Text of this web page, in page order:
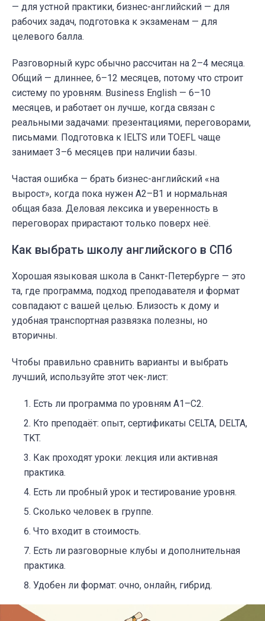
— для устной практики, бизнес-английский — для
рабочих задач, подготовка к экзаменам — для
целевого балла.
Разговорный курс обычно рассчитан на 2–4 месяца.
Общий — длиннее, 6–12 месяцев, потому что строит
систему по уровням. Business English — 6–10
месяцев, и работает он лучше, когда связан с
реальными задачами: презентациями, переговорами,
письмами. Подготовка к IELTS или TOEFL чаще
занимает 3–6 месяцев при наличии базы.
Частая ошибка — брать бизнес-английский «на
вырост», когда пока нужен A2–B1 и нормальная
общая база. Деловая лексика и уверенность в
переговорах прирастают только поверх неё.
Как выбрать школу английского в СПб
Хорошая языковая школа в Санкт-Петербурге — это
та, где программа, подход преподавателя и формат
совпадают с вашей целью. Близость к дому и
удобная транспортная развязка полезны, но
вторичны.
Чтобы правильно сравнить варианты и выбрать
лучший, используйте этот чек-лист:
Есть ли программа по уровням A1–C2.
Кто преподаёт: опыт, сертификаты CELTA, DELTA,
TKT.
Как проходят уроки: лекция или активная
практика.
Есть ли пробный урок и тестирование уровня.
Сколько человек в группе.
Что входит в стоимость.
Есть ли разговорные клубы и дополнительная
практика.
Удобен ли формат: очно, онлайн, гибрид.